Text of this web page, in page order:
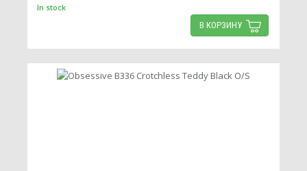
In stock
В КОРЗИНУ